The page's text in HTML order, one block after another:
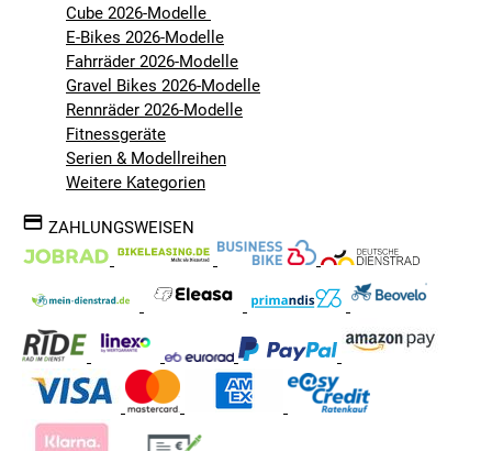
Cube 2026-Modelle
E-Bikes 2026-Modelle
Fahrräder 2026-Modelle
Gravel Bikes 2026-Modelle
Rennräder 2026-Modelle
Fitnessgeräte
Serien & Modellreihen
Weitere Kategorien
ZAHLUNGSWEISEN